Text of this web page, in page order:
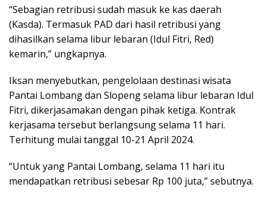
“Sebagian retribusi sudah masuk ke kas daerah
(Kasda). Termasuk PAD dari hasil retribusi yang
dihasilkan selama libur lebaran (Idul Fitri, Red)
kemarin,” ungkapnya.
Iksan menyebutkan, pengelolaan destinasi wisata
Pantai Lombang dan Slopeng selama libur lebaran Idul
Fitri, dikerjasamakan dengan pihak ketiga. Kontrak
kerjasama tersebut berlangsung selama 11 hari.
Terhitung mulai tanggal 10-21 April 2024.
“Untuk yang Pantai Lombang, selama 11 hari itu
mendapatkan retribusi sebesar Rp 100 juta,” sebutnya.